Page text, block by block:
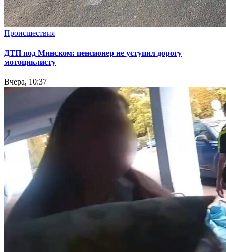
Происшествия
ДТП под Минском: пенсионер не уступил дорогу
мотоциклисту
Вчера, 10:37